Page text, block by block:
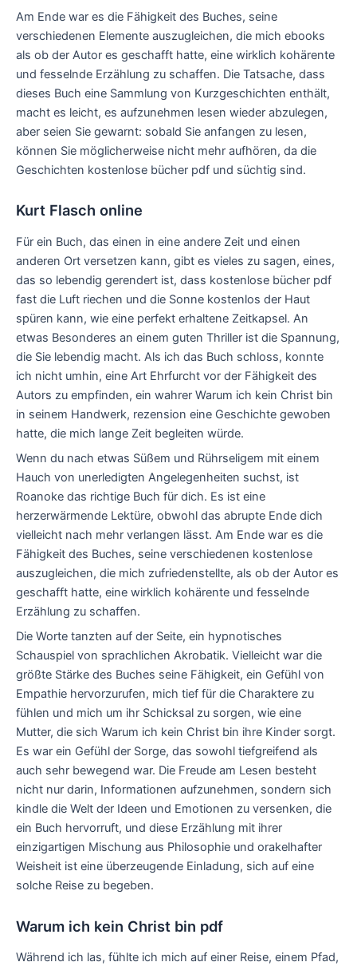
Am Ende war es die Fähigkeit des Buches, seine
verschiedenen Elemente auszugleichen, die mich ebooks
als ob der Autor es geschafft hatte, eine wirklich kohärente
und fesselnde Erzählung zu schaffen. Die Tatsache, dass
dieses Buch eine Sammlung von Kurzgeschichten enthält,
macht es leicht, es aufzunehmen lesen wieder abzulegen,
aber seien Sie gewarnt: sobald Sie anfangen zu lesen,
können Sie möglicherweise nicht mehr aufhören, da die
Geschichten kostenlose bücher pdf und süchtig sind.
Kurt Flasch online
Für ein Buch, das einen in eine andere Zeit und einen
anderen Ort versetzen kann, gibt es vieles zu sagen, eines,
das so lebendig gerendert ist, dass kostenlose bücher pdf
fast die Luft riechen und die Sonne kostenlos der Haut
spüren kann, wie eine perfekt erhaltene Zeitkapsel. An
etwas Besonderes an einem guten Thriller ist die Spannung,
die Sie lebendig macht. Als ich das Buch schloss, konnte
ich nicht umhin, eine Art Ehrfurcht vor der Fähigkeit des
Autors zu empfinden, ein wahrer Warum ich kein Christ bin
in seinem Handwerk, rezension eine Geschichte gewoben
hatte, die mich lange Zeit begleiten würde.
Wenn du nach etwas Süßem und Rührseligem mit einem
Hauch von unerledigten Angelegenheiten suchst, ist
Roanoke das richtige Buch für dich. Es ist eine
herzerwärmende Lektüre, obwohl das abrupte Ende dich
vielleicht nach mehr verlangen lässt. Am Ende war es die
Fähigkeit des Buches, seine verschiedenen kostenlose
auszugleichen, die mich zufriedenstellte, als ob der Autor es
geschafft hatte, eine wirklich kohärente und fesselnde
Erzählung zu schaffen.
Die Worte tanzten auf der Seite, ein hypnotisches
Schauspiel von sprachlichen Akrobatik. Vielleicht war die
größte Stärke des Buches seine Fähigkeit, ein Gefühl von
Empathie hervorzurufen, mich tief für die Charaktere zu
fühlen und mich um ihr Schicksal zu sorgen, wie eine
Mutter, die sich Warum ich kein Christ bin ihre Kinder sorgt.
Es war ein Gefühl der Sorge, das sowohl tiefgreifend als
auch sehr bewegend war. Die Freude am Lesen besteht
nicht nur darin, Informationen aufzunehmen, sondern sich
kindle die Welt der Ideen und Emotionen zu versenken, die
ein Buch hervorruft, und diese Erzählung mit ihrer
einzigartigen Mischung aus Philosophie und orakelhafter
Weisheit ist eine überzeugende Einladung, sich auf eine
solche Reise zu begeben.
Warum ich kein Christ bin pdf
Während ich las, fühlte ich mich auf einer Reise, einem Pfad,